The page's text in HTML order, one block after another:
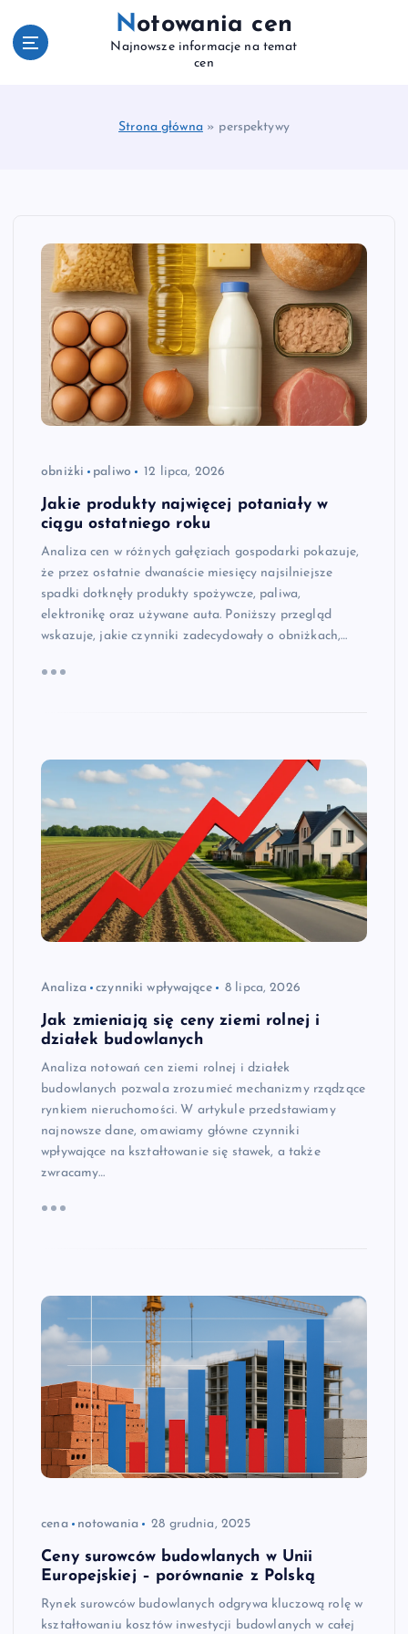
Notowania cen
Najnowsze informacje na temat
cen
Strona główna» perspektywy
obniżki paliwo 12 lipca, 2026
Jakie produkty najwięcej potaniały w
ciągu ostatniego roku
Analiza cen w różnych gałęziach gospodarki pokazuje,
że przez ostatnie dwanaście miesięcy najsilniejsze
spadki dotknęły produkty spożywcze, paliwa,
elektronikę oraz używane auta. Poniższy przegląd
wskazuje, jakie czynniki zadecydowały o obniżkach,…
Analiza czynniki wpływające 8 lipca, 2026
Jak zmieniają się ceny ziemi rolnej i
działek budowlanych
Analiza notowań cen ziemi rolnej i działek
budowlanych pozwala zrozumieć mechanizmy rządzące
rynkiem nieruchomości. W artykule przedstawiamy
najnowsze dane, omawiamy główne czynniki
wpływające na kształtowanie się stawek, a także
zwracamy…
cena notowania 28 grudnia, 2025
Ceny surowców budowlanych w Unii
Europejskiej – porównanie z Polską
Rynek surowców budowlanych odgrywa kluczową rolę w
kształtowaniu kosztów inwestycji budowlanych w całej